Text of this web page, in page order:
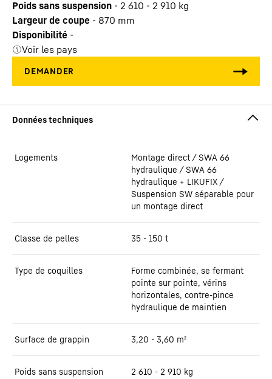
Poids sans suspension - 2 610 - 2 910 kg
Largeur de coupe - 870 mm
Disponibilité -
Voir les pays
Logements
Montage direct / SWA 66
hydraulique / SWA 66
hydraulique + LIKUFIX /
Suspension SW séparable pour
un montage direct
Classe de pelles 35 - 150 t
Type de coquilles
Forme combinée, se fermant
pointe sur pointe, vérins
horizontales, contre-pince
hydraulique de maintien
Surface de grappin 3,20 - 3,60 m²
Poids sans suspension 2 610 - 2 910 kg